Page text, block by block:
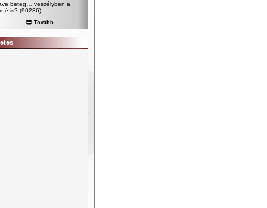
beteg… veszélyben a
is? (90236)
Tovább